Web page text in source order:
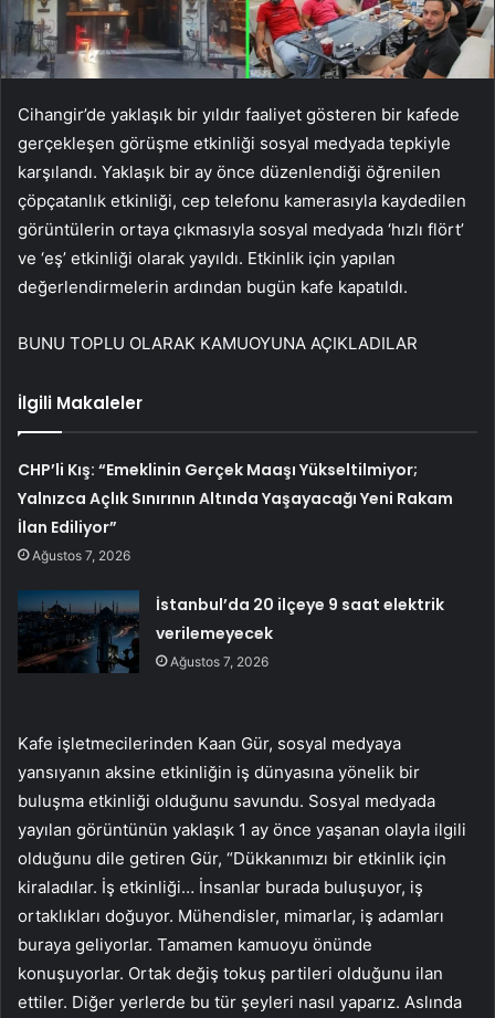
Cihangir’de yaklaşık bir yıldır faaliyet gösteren bir kafede
gerçekleşen görüşme etkinliği sosyal medyada tepkiyle
karşılandı. Yaklaşık bir ay önce düzenlendiği öğrenilen
çöpçatanlık etkinliği, cep telefonu kamerasıyla kaydedilen
görüntülerin ortaya çıkmasıyla sosyal medyada ‘hızlı flört’
ve ‘eş’ etkinliği olarak yayıldı. Etkinlik için yapılan
değerlendirmelerin ardından bugün kafe kapatıldı.
BUNU TOPLU OLARAK KAMUOYUNA AÇIKLADILAR
İlgili Makaleler
CHP’li Kış: “Emeklinin Gerçek Maaşı Yükseltilmiyor;
Yalnızca Açlık Sınırının Altında Yaşayacağı Yeni Rakam
İlan Ediliyor”
Ağustos 7, 2026
İstanbul’da 20 ilçeye 9 saat elektrik
verilemeyecek
Ağustos 7, 2026
Kafe işletmecilerinden Kaan Gür, sosyal medyaya
yansıyanın aksine etkinliğin iş dünyasına yönelik bir
buluşma etkinliği olduğunu savundu. Sosyal medyada
yayılan görüntünün yaklaşık 1 ay önce yaşanan olayla ilgili
olduğunu dile getiren Gür, “Dükkanımızı bir etkinlik için
kiraladılar. İş etkinliği… İnsanlar burada buluşuyor, iş
ortaklıkları doğuyor. Mühendisler, mimarlar, iş adamları
buraya geliyorlar. Tamamen kamuoyu önünde
konuşuyorlar. Ortak değiş tokuş partileri olduğunu ilan
ettiler. Diğer yerlerde bu tür şeyleri nasıl yaparız. Aslında